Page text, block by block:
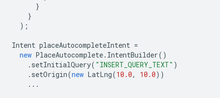
}
}
);
Intent placeAutocompleteIntent =
new PlaceAutocomplete. IntentBuilder()
. setInitialQuery( "INSERT_QUERY_TEXT" )
. setOrigin(new LatLng(10.0, 10.0))
...